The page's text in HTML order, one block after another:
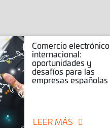
Comercio electrónico
internacional:
oportunidades y
desafíos para las
empresas españolas
LEER MÁS